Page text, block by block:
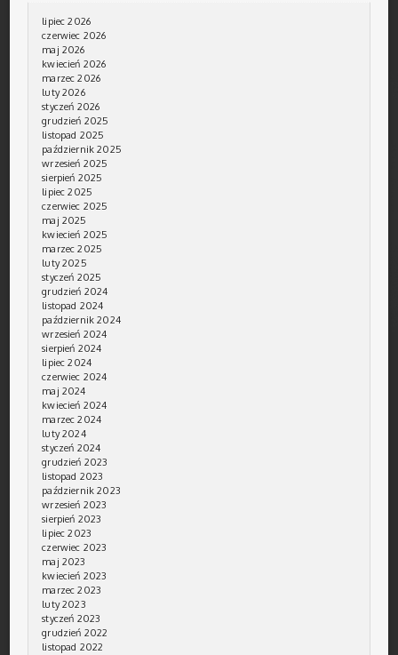
lipiec 2026
czerwiec 2026
maj 2026
kwiecień 2026
marzec 2026
luty 2026
styczeń 2026
grudzień 2025
listopad 2025
październik 2025
wrzesień 2025
sierpień 2025
lipiec 2025
czerwiec 2025
maj 2025
kwiecień 2025
marzec 2025
luty 2025
styczeń 2025
grudzień 2024
listopad 2024
październik 2024
wrzesień 2024
sierpień 2024
lipiec 2024
czerwiec 2024
maj 2024
kwiecień 2024
marzec 2024
luty 2024
styczeń 2024
grudzień 2023
listopad 2023
październik 2023
wrzesień 2023
sierpień 2023
lipiec 2023
czerwiec 2023
maj 2023
kwiecień 2023
marzec 2023
luty 2023
styczeń 2023
grudzień 2022
listopad 2022